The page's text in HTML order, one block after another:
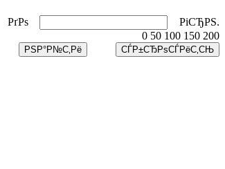
РґРѕ
РіСЂРЅ.
0 50 100 150 200